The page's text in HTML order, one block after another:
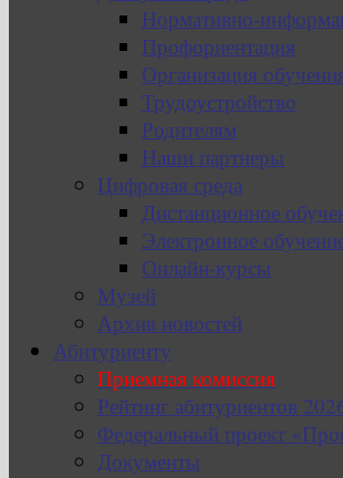
Нормативно-
Профориентация
Организация
Трудоустройство
Родителям
Наши партнеры
Цифровая среда
Дистанционное
Электронное
Онлайн-курсы
Музей
Архив новостей
Абитуриенту
Приемная комиссия
Рейтинг абитуриентов
Федеральный проект
Документы